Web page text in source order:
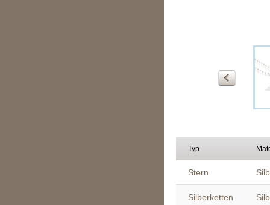
Typ
Stern
Silberketten